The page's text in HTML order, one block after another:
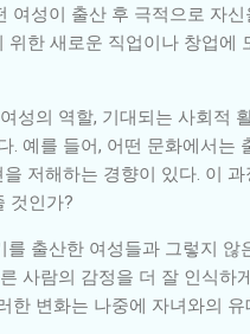
성이 출산 후 극적으로 자
한 새로운 직업이나 창업에
성의 역할, 기대되는 사회적
예를 들어, 어떤 문화에서는
저해하는 경향이 있다. 이
것인가?
출산한 여성들과 그렇지
사람의 감정을 더 잘 인식하
변화는 나중에 자녀와의